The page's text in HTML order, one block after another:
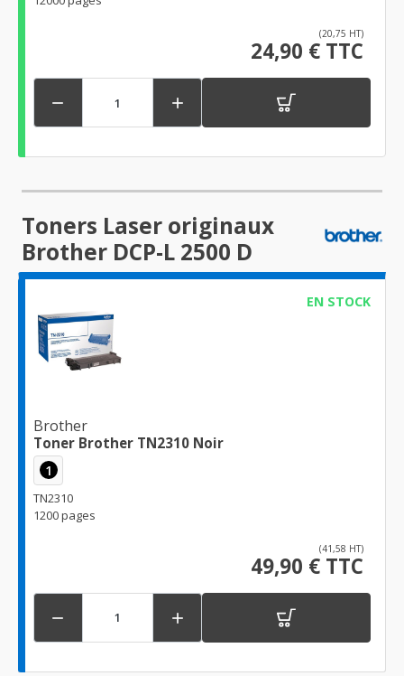
(20,75 HT)
24,90 € TTC
 
Toners Laser originaux
Brother DCP-L 2500 D
EN STOCK
Brother
Toner Brother TN2310 Noir
1
TN2310
1200 pages
(41,58 HT)
49,90 € TTC
 